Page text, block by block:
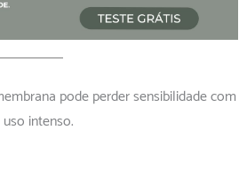
pode perder sensibilidade com
intenso.